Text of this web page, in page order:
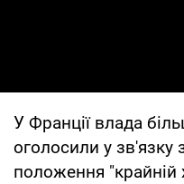
У Франції влада
оголосили у зв'язку
положення "крайній